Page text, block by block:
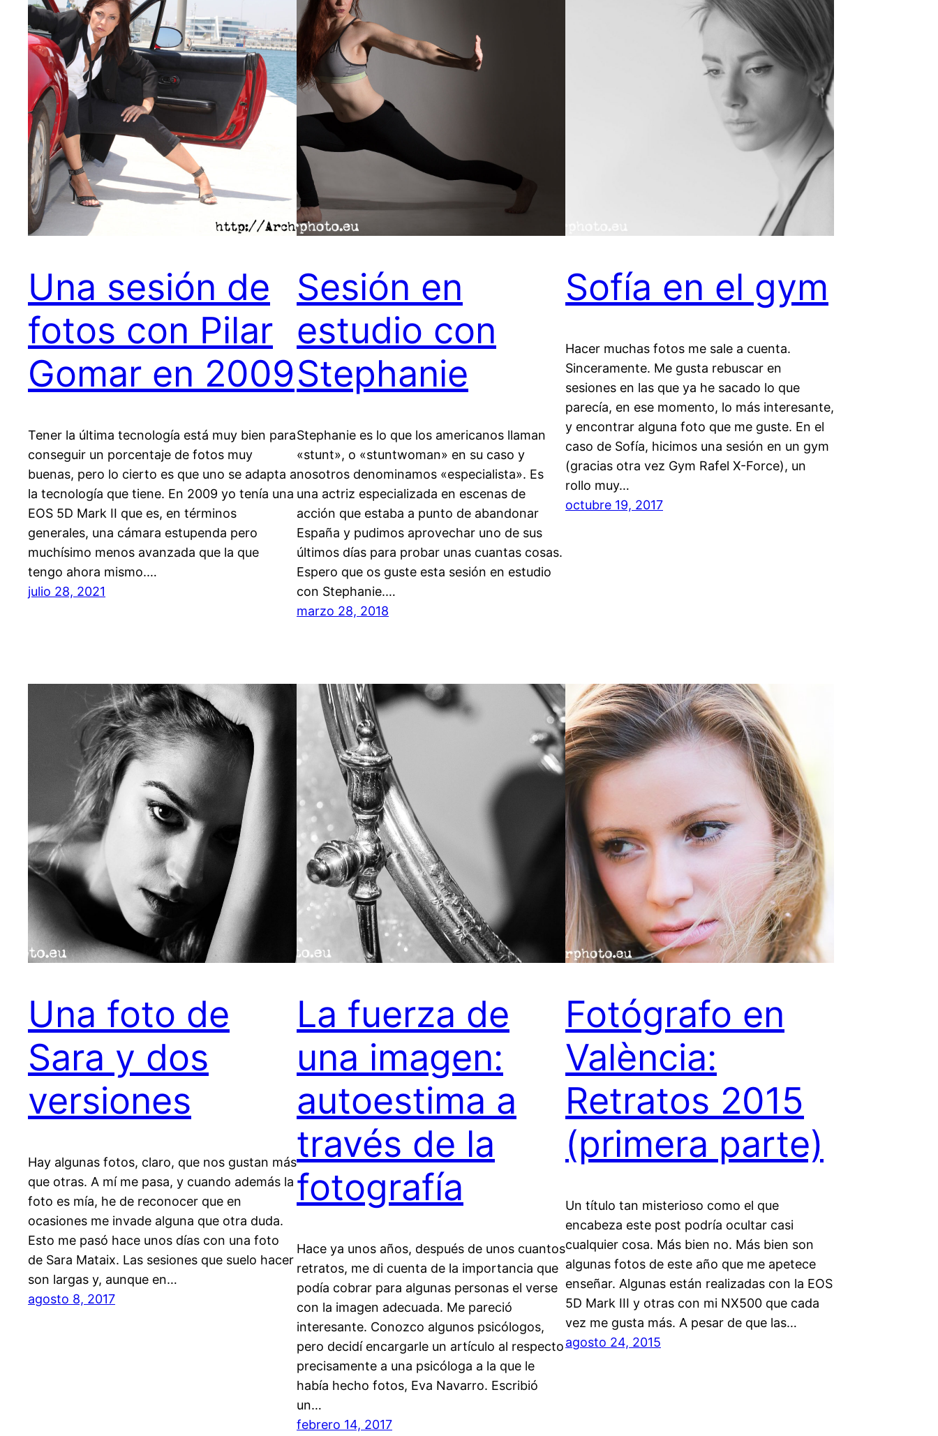
Una sesión de
fotos con Pilar
Gomar en 2009
Tener la última tecnología está muy bien para
conseguir un porcentaje de fotos muy
buenas, pero lo cierto es que uno se adapta a
la tecnología que tiene. En 2009 yo tenía una
EOS 5D Mark II que es, en términos
generales, una cámara estupenda pero
muchísimo menos avanzada que la que
tengo ahora mismo.…
julio 28, 2021
Sesión en
estudio con
Stephanie
Stephanie es lo que los americanos llaman
«stunt», o «stuntwoman» en su caso y
nosotros denominamos «especialista». Es
una actriz especializada en escenas de
acción que estaba a punto de abandonar
España y pudimos aprovechar uno de sus
últimos días para probar unas cuantas cosas.
Espero que os guste esta sesión en estudio
con Stephanie.…
marzo 28, 2018
Sofía en el gym
Hacer muchas fotos me sale a cuenta.
Sinceramente. Me gusta rebuscar en
sesiones en las que ya he sacado lo que
parecía, en ese momento, lo más interesante,
y encontrar alguna foto que me guste. En el
caso de Sofía, hicimos una sesión en un gym
(gracias otra vez Gym Rafel X-Force), un
rollo muy…
octubre 19, 2017
Una foto de
Sara y dos
versiones
Hay algunas fotos, claro, que nos gustan más
que otras. A mí me pasa, y cuando además la
foto es mía, he de reconocer que en
ocasiones me invade alguna que otra duda.
Esto me pasó hace unos días con una foto
de Sara Mataix. Las sesiones que suelo hacer
son largas y, aunque en…
agosto 8, 2017
La fuerza de
una imagen:
autoestima a
través de la
fotografía
Hace ya unos años, después de unos cuantos
retratos, me di cuenta de la importancia que
podía cobrar para algunas personas el verse
con la imagen adecuada. Me pareció
interesante. Conozco algunos psicólogos,
pero decidí encargarle un artículo al respecto
precisamente a una psicóloga a la que le
había hecho fotos, Eva Navarro. Escribió
un…
febrero 14, 2017
Fotógrafo en
València:
Retratos 2015
(primera parte)
Un título tan misterioso como el que
encabeza este post podría ocultar casi
cualquier cosa. Más bien no. Más bien son
algunas fotos de este año que me apetece
enseñar. Algunas están realizadas con la EOS
5D Mark III y otras con mi NX500 que cada
vez me gusta más. A pesar de que las…
agosto 24, 2015